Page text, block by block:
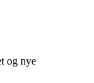
og nye